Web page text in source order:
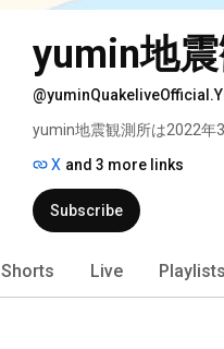
yumin地
yumin地震観測所は2022年
X and 3 more links
Subscribe
Shorts Live Playlists